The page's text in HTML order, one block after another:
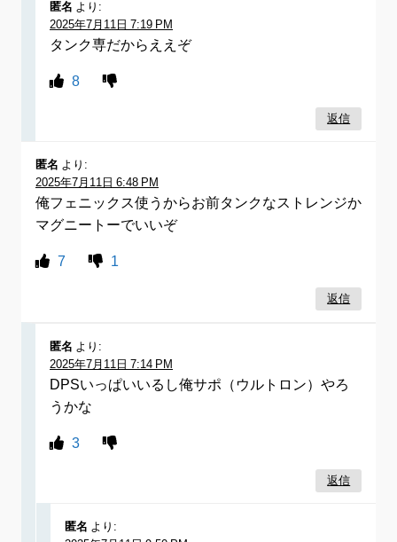
匿名 より:
2025年7月11日 7:19 PM
タンク専だからええぞ
8
返信
匿名 より:
2025年7月11日 6:48 PM
俺フェニックス使うからお前タンクなストレンジか
マグニートーでいいぞ
7 1
返信
匿名 より:
2025年7月11日 7:14 PM
DPSいっぱいいるし俺サポ（ウルトロン）やろ
うかな
3
返信
匿名 より: